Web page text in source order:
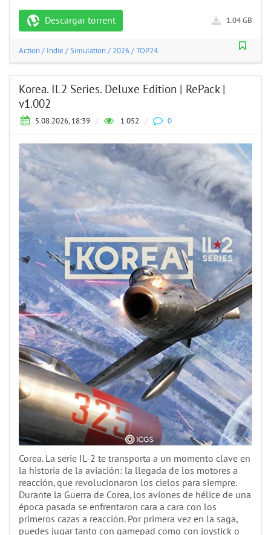
Descargar torrent 1.04 GB
Action/ Indie /Simulation/ 2026/TOP24
Korea. IL2 Series. Deluxe Edition | RePack |
v1.002
5.08.2026, 18:39 / 1 052 / 0
Corea. La serie IL-2 te transporta a un momento clave en
la historia de la aviación: la llegada de los motores a
reacción, que revolucionaron los cielos para siempre.
Durante la Guerra de Corea, los aviones de hélice de una
época pasada se enfrentaron cara a cara con los
primeros cazas a reacción. Por primera vez en la saga,
puedes jugar tanto con gamepad como con joystick o